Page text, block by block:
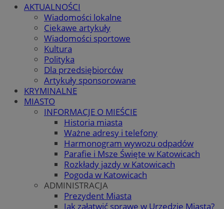
AKTUALNOŚCI
Wiadomości lokalne
Ciekawe artykuły
Wiadomości sportowe
Kultura
Polityka
Dla przedsiębiorców
Artykuły sponsorowane
KRYMINALNE
MIASTO
INFORMACJE O MIEŚCIE
Historia miasta
Ważne adresy i telefony
Harmonogram wywozu odpadów
Parafie i Msze Święte w Katowicach
Rozkłady jazdy w Katowicach
Pogoda w Katowicach
ADMINISTRACJA
Prezydent Miasta
Jak załatwić sprawę w Urzędzie Miasta?